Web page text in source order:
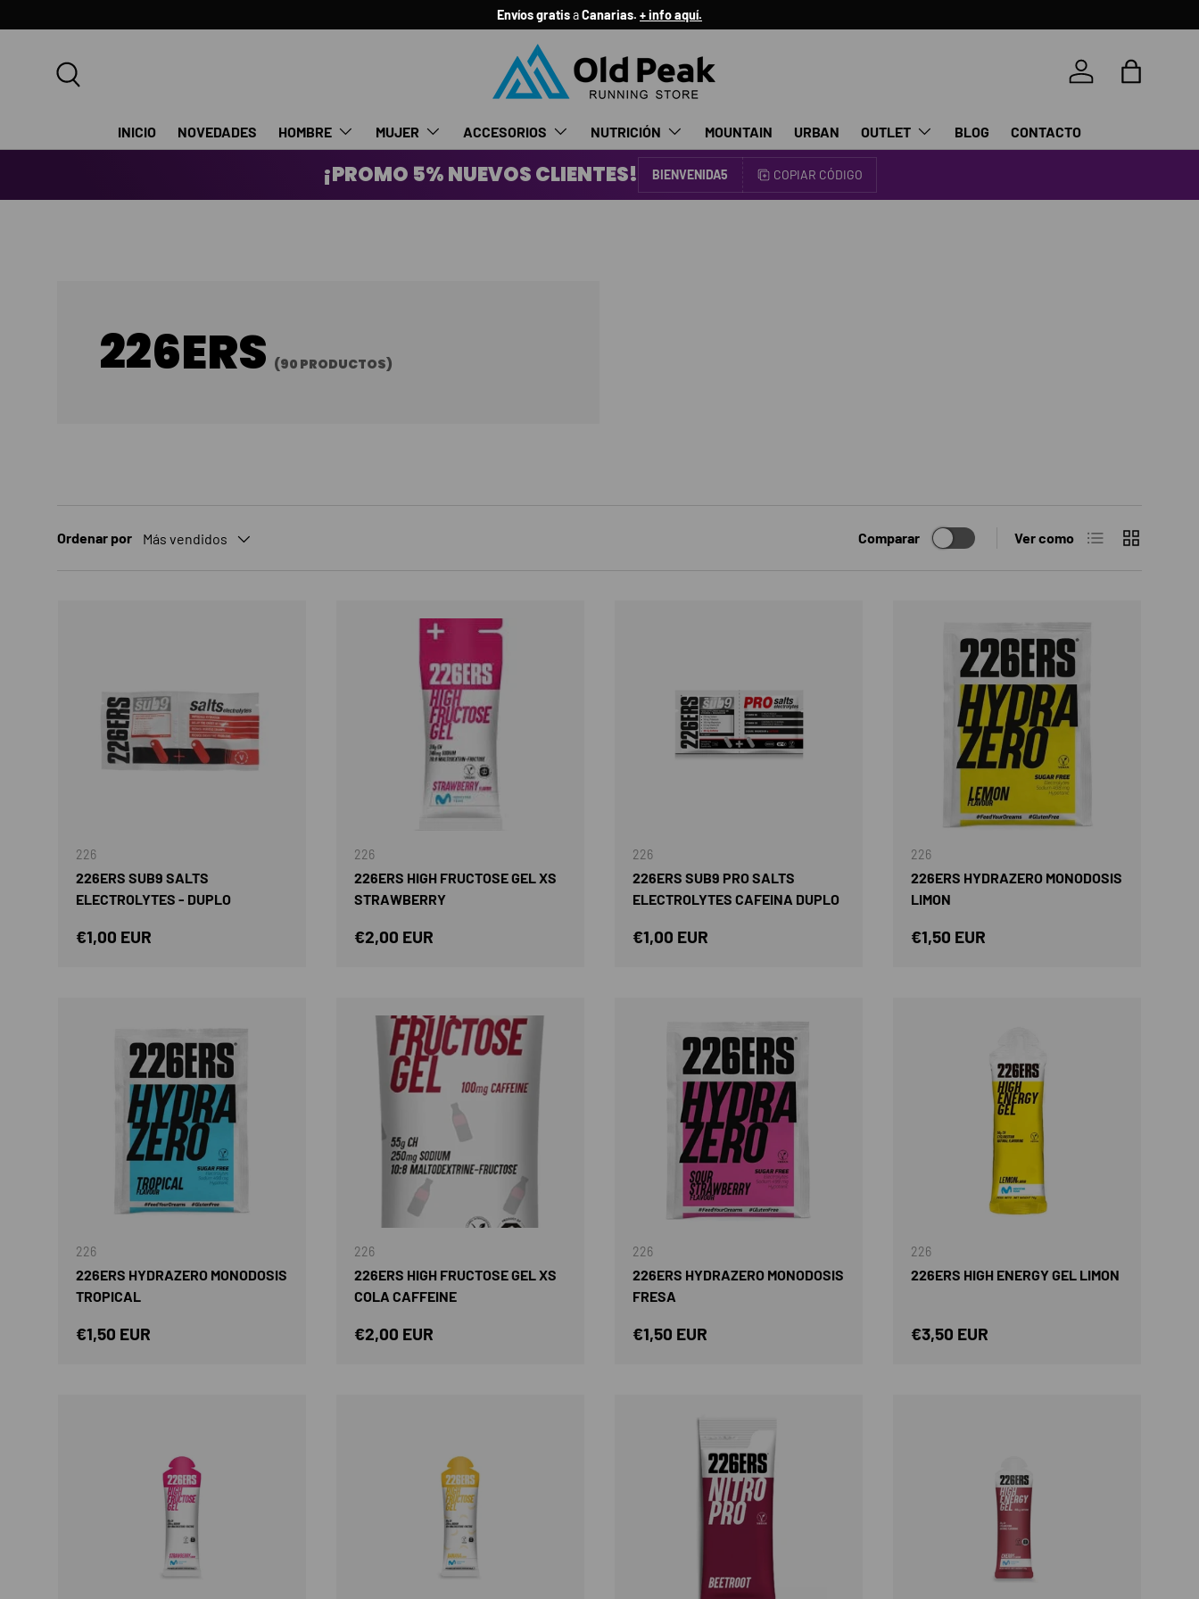
IR AL CONTENIDO
Envíos gratisaCanarias. + info aquí.
Iniciar sesión
Bolsa
INICIO NOVEDADES HOMBRE MUJER ACCESORIOS NUTRICIÓN MOUNTAIN URBAN OUTLET BLOG CONTACTO
¡PROMO 5% NUEVOS CLIENTES! BIENVENIDA5 COPIAR CÓDIGO
226ERS (90 PRODUCTOS)
Ordenar por Más vendidos Comparar Ver como Lista Cuadrícula
226
226ERS SUB9 SALTS
ELECTROLYTES - DUPLO
Precio normal
€1,00 EUR
226
226ERS HIGH FRUCTOSE GEL XS
STRAWBERRY
Precio normal
€2,00 EUR
226
226ERS SUB9 PRO SALTS
ELECTROLYTES CAFEINA DUPLO
Precio normal
€1,00 EUR
226
226ERS HYDRAZERO MONODOSIS
LIMON
Precio normal
€1,50 EUR
226
226ERS HYDRAZERO MONODOSIS
TROPICAL
Precio normal
€1,50 EUR
226
226ERS HIGH FRUCTOSE GEL XS
COLA CAFFEINE
Precio normal
€2,00 EUR
226
226ERS HYDRAZERO MONODOSIS
FRESA
Precio normal
€1,50 EUR
226
226ERS HIGH ENERGY GEL LIMON
Precio normal
€3,50 EUR